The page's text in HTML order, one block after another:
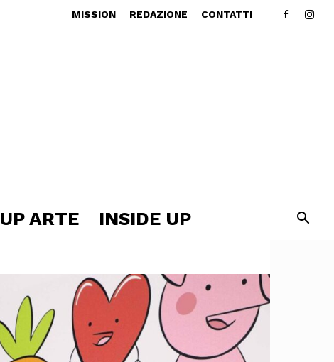
MISSION REDAZIONE CONTATTI
UP ARTE INSIDE UP